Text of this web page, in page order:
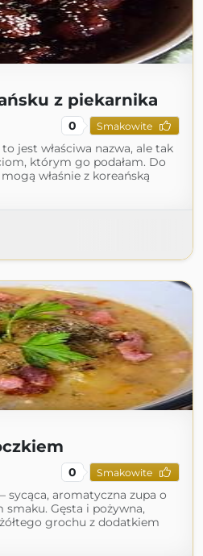
z piekarnika
0 Smakowite
jest właściwa nazwa, ale tak
którym go podałam. Do
właśnie z koreańską
0 Smakowite
sycąca, aromatyczna zupa o
Gęsta i pożywna,
grochu z dodatkiem